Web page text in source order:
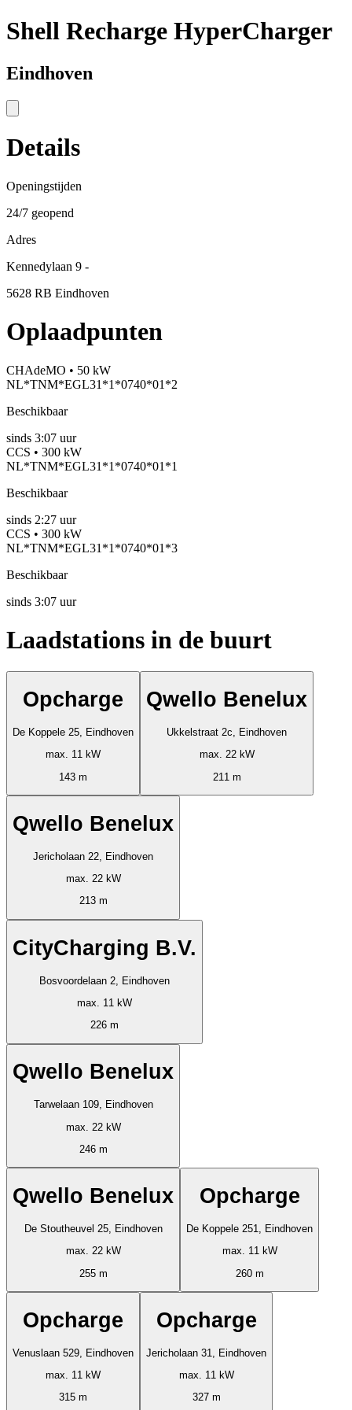
Shell Recharge HyperCharger
Eindhoven
Details
Openingstijden
24/7 geopend
Adres
Kennedylaan 9 -
5628 RB Eindhoven
Oplaadpunten
CHAdeMO • 50 kW
NL*TNM*EGL31*1*0740*01*2
Beschikbaar
sinds 3:07 uur
CCS • 300 kW
NL*TNM*EGL31*1*0740*01*1
Beschikbaar
sinds 2:27 uur
CCS • 300 kW
NL*TNM*EGL31*1*0740*01*3
Beschikbaar
sinds 3:07 uur
Laadstations in de buurt
Opcharge
De Koppele 25, Eindhoven
max. 11 kW
143 m
Qwello Benelux
Ukkelstraat 2c, Eindhoven
max. 22 kW
211 m
Qwello Benelux
Jericholaan 22, Eindhoven
max. 22 kW
213 m
CityCharging B.V.
Bosvoordelaan 2, Eindhoven
max. 11 kW
226 m
Qwello Benelux
Tarwelaan 109, Eindhoven
max. 22 kW
246 m
Qwello Benelux
De Stoutheuvel 25, Eindhoven
max. 22 kW
255 m
Opcharge
De Koppele 251, Eindhoven
max. 11 kW
260 m
Opcharge
Venuslaan 529, Eindhoven
max. 11 kW
315 m
Opcharge
Jericholaan 31, Eindhoven
max. 11 kW
327 m